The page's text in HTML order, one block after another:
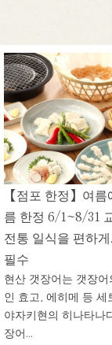
【점포 한정】여
름 한정 6/1~8/31
전통 일식을 편하
필수
현산 갯장어는 갯장
인 효고, 에히메 등 세
야자키현의 히나타나
장어...